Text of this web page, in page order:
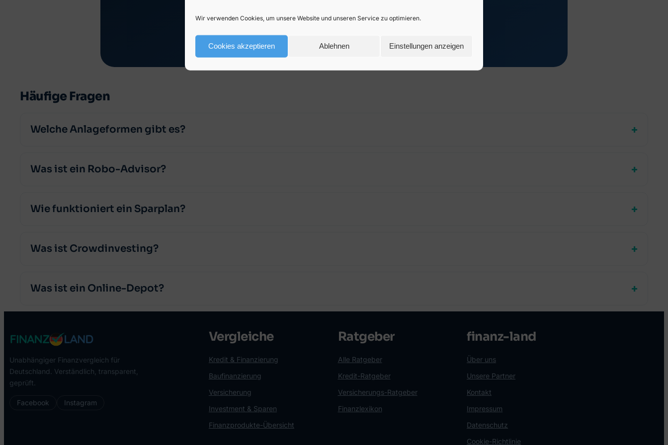
Wir verwenden Cookies, um unsere Website und unseren Service zu optimieren.
Cookies akzeptieren Ablehnen Einstellungen anzeigen
Häufige Fragen
Welche Anlageformen gibt es?
Was ist ein Robo-Advisor?
Wie funktioniert ein Sparplan?
Was ist Crowdinvesting?
Was ist ein Online-Depot?
Unabhängiger Finanzvergleich für
Deutschland. Verständlich, transparent,
geprüft.
Facebook Instagram
Vergleiche
Kredit & Finanzierung
Baufinanzierung
Versicherung
Investment & Sparen
Finanzprodukte-Übersicht
Ratgeber
Alle Ratgeber
Kredit-Ratgeber
Versicherungs-Ratgeber
Finanzlexikon
finanz-land
Über uns
Unsere Partner
Kontakt
Impressum
Datenschutz
Cookie-Richtlinie